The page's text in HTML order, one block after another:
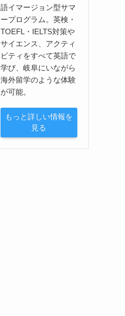
語イマージョン型サマ
ープログラム。英検・
TOEFL・IELTS対策や
サイエンス、アクティ
ビティをすべて英語で
学び、岐阜にいながら
海外留学のような体験
が可能。
もっと詳しい情報を
見る